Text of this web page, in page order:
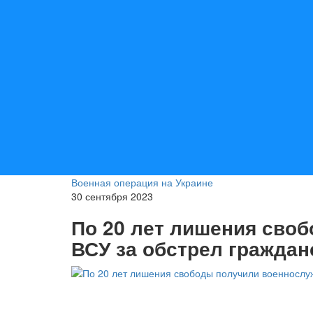
Военная операция на Украине
30 сентября 2023
По 20 лет лишения
ВСУ за обстрел